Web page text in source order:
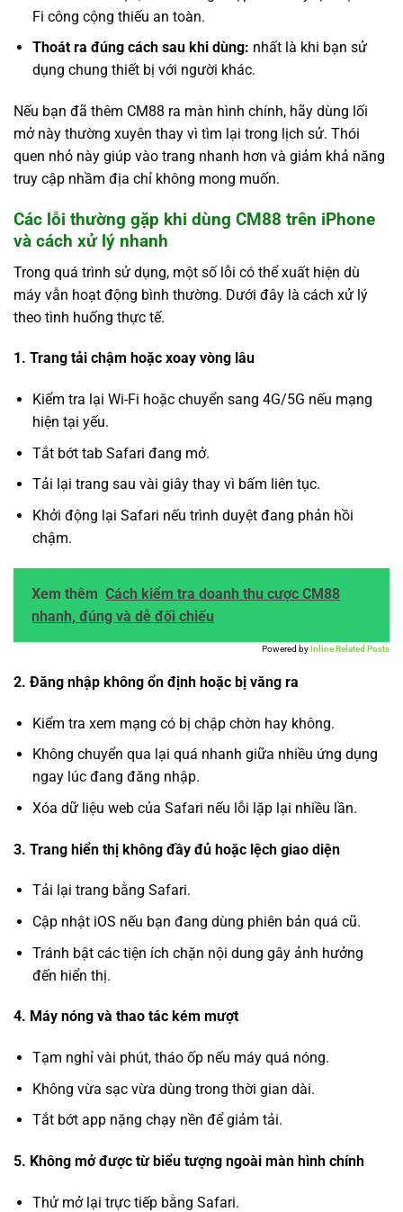
Fi công cộng thiếu an toàn.
Thoát ra đúng cách sau khi dùng: nhất là khi bạn sử
dụng chung thiết bị với người khác.
Nếu bạn đã thêm CM88 ra màn hình chính, hãy dùng lối
mở này thường xuyên thay vì tìm lại trong lịch sử. Thói
quen nhỏ này giúp vào trang nhanh hơn và giảm khả năng
truy cập nhầm địa chỉ không mong muốn.
Các lỗi thường gặp khi dùng CM88 trên iPhone
và cách xử lý nhanh
Trong quá trình sử dụng, một số lỗi có thể xuất hiện dù
máy vẫn hoạt động bình thường. Dưới đây là cách xử lý
theo tình huống thực tế.
1. Trang tải chậm hoặc xoay vòng lâu
Kiểm tra lại Wi-Fi hoặc chuyển sang 4G/5G nếu mạng
hiện tại yếu.
Tắt bớt tab Safari đang mở.
Tải lại trang sau vài giây thay vì bấm liên tục.
Khởi động lại Safari nếu trình duyệt đang phản hồi
chậm.
Xem thêm Cách kiểm tra doanh thu cược CM88
nhanh, đúng và dễ đối chiếu
Powered byInline Related Posts
2. Đăng nhập không ổn định hoặc bị văng ra
Kiểm tra xem mạng có bị chập chờn hay không.
Không chuyển qua lại quá nhanh giữa nhiều ứng dụng
ngay lúc đang đăng nhập.
Xóa dữ liệu web của Safari nếu lỗi lặp lại nhiều lần.
3. Trang hiển thị không đầy đủ hoặc lệch giao diện
Tải lại trang bằng Safari.
Cập nhật iOS nếu bạn đang dùng phiên bản quá cũ.
Tránh bật các tiện ích chặn nội dung gây ảnh hưởng
đến hiển thị.
4. Máy nóng và thao tác kém mượt
Tạm nghỉ vài phút, tháo ốp nếu máy quá nóng.
Không vừa sạc vừa dùng trong thời gian dài.
Tắt bớt app nặng chạy nền để giảm tải.
5. Không mở được từ biểu tượng ngoài màn hình chính
Thử mở lại trực tiếp bằng Safari.